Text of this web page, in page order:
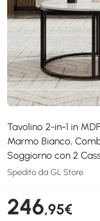
Tavolino 2-in-1 in
Marmo Bianco,
Soggiorno con 2
Spedito da GL Store
246,95€